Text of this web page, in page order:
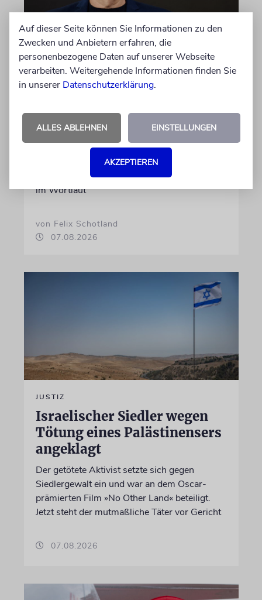
MEINUNG
Wie Georg Restle die
Glaubwürdigkeit des ÖRR
Felix Schotland, Vorstand der Synagogen-
Gemeinde Köln, an WDR-
Programmdirektorin Andrea Schafarczyk
gewandt. Wir dokumentieren das Schreiben
im Wortlaut
von Felix Schotland
07.08.2026
JUSTIZ
Israelischer Siedler wegen
Tötung eines Palästinensers
angeklagt
Der getötete Aktivist setzte sich gegen
Siedlergewalt ein und war an dem Oscar-
prämierten Film »No Other Land« beteiligt.
Jetzt steht der mutmaßliche Täter vor Gericht
07.08.2026
Auf dieser Seite können Sie Informationen zu den
Zwecken und Anbietern erfahren, die
personenbezogene Daten auf unserer Webseite
verarbeiten. Weitergehende Informationen finden Sie
in unserer Datenschutzerklärung.
ALLES ABLEHNEN EINSTELLUNGEN
AKZEPTIEREN